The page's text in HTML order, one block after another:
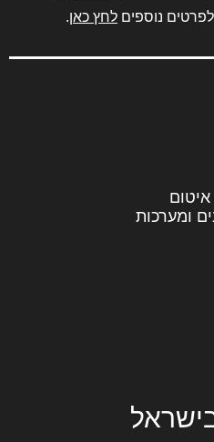
נוספים לחץ כאן.
איטום
ומערכות